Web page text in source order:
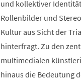
und kollektiver
Rollenbilder und
Kultur aus Sicht der
hinterfragt. Zu den
multimedialen
hinaus die Bedeutung